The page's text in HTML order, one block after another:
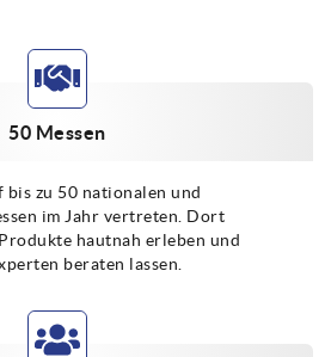
50 Messen
zu 50 nationalen und
im Jahr vertreten. Dort
hautnah erleben und
beraten lassen.